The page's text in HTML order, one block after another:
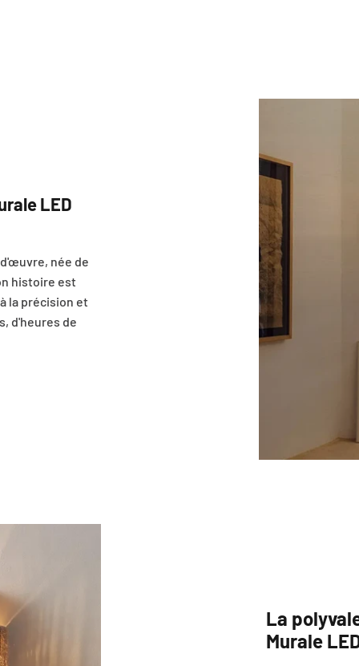
LED
née de
histoire est
la précision et
d'heures de
La
Murale